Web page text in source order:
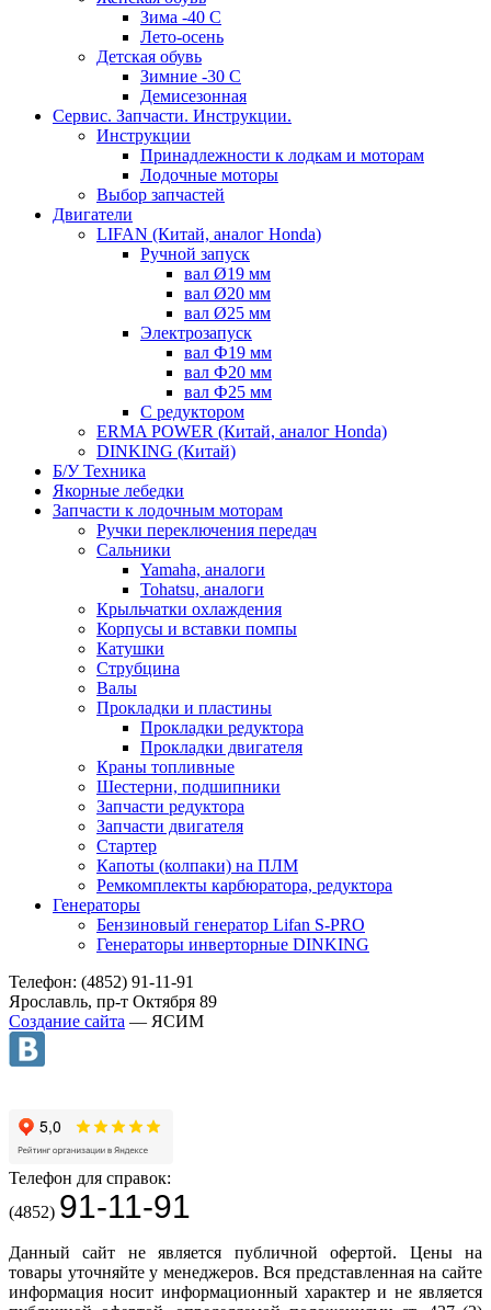
Зима -40 С
Лето-осень
Детская обувь
Зимние -30 С
Демисезонная
Сервис. Запчасти. Инструкции.
Инструкции
Принадлежности к лодкам и моторам
Лодочные моторы
Выбор запчастей
Двигатели
LIFAN (Китай, аналог Honda)
Ручной запуск
вал Ø19 мм
вал Ø20 мм
вал Ø25 мм
Электрозапуск
вал Ф19 мм
вал Ф20 мм
вал Ф25 мм
С редуктором
ERMA POWER (Китай, аналог Honda)
DINKING (Китай)
Б/У Техника
Якорные лебедки
Запчасти к лодочным моторам
Ручки переключения передач
Сальники
Yamaha, аналоги
Tohatsu, аналоги
Крыльчатки охлаждения
Корпусы и вставки помпы
Катушки
Струбцина
Валы
Прокладки и пластины
Прокладки редуктора
Прокладки двигателя
Краны топливные
Шестерни, подшипники
Запчасти редуктора
Запчасти двигателя
Стартер
Капоты (колпаки) на ПЛМ
Ремкомплекты карбюратора, редуктора
Генераторы
Бензиновый генератор Lifan S-PRO
Генераторы инверторные DINKING
Телефон: (4852) 91-11-91
Ярославль, пр-т Октября 89
Создание сайта — ЯСИМ
Телефон для справок:
(4852) 91-11-91
Данный сайт не является публичной офертой. Цены на
товары уточняйте у менеджеров. Вся представленная на сайте
информация носит информационный характер и не является